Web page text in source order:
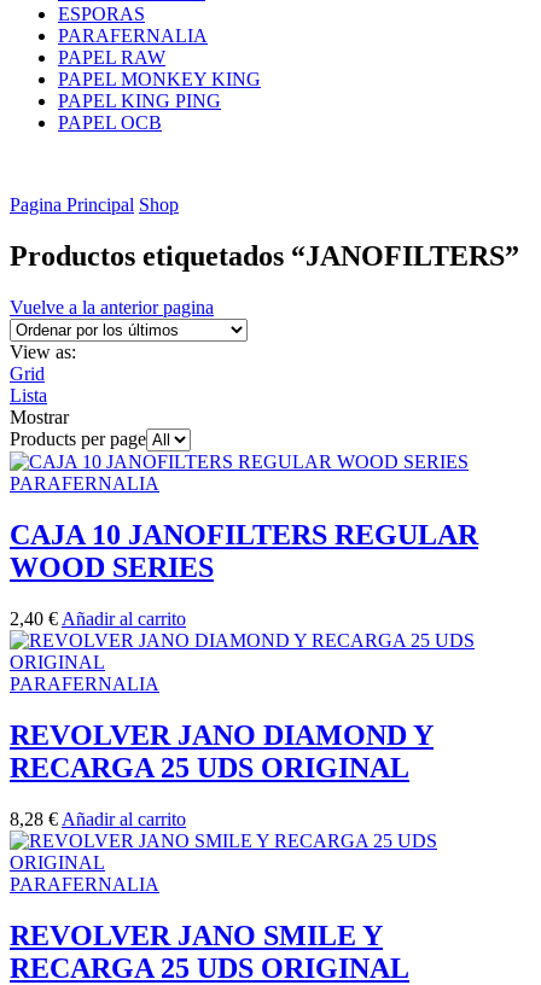
ESPORAS
PARAFERNALIA
PAPEL RAW
PAPEL MONKEY KING
PAPEL KING PING
PAPEL OCB
Pagina Principal Shop
Productos etiquetados “JANOFILTERS”
Vuelve a la anterior pagina
View as:
Grid
Lista
Mostrar
Products per page
PARAFERNALIA
CAJA 10 JANOFILTERS REGULAR
WOOD SERIES
2,40 € Añadir al carrito
PARAFERNALIA
REVOLVER JANO DIAMOND Y
RECARGA 25 UDS ORIGINAL
8,28 € Añadir al carrito
PARAFERNALIA
REVOLVER JANO SMILE Y
RECARGA 25 UDS ORIGINAL